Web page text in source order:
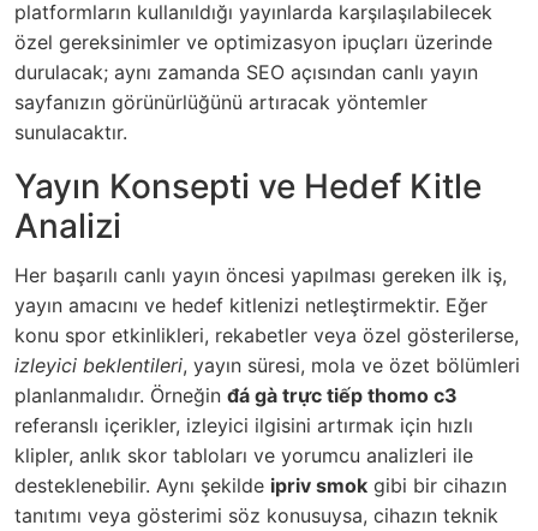
platformların kullanıldığı yayınlarda karşılaşılabilecek
özel gereksinimler ve optimizasyon ipuçları üzerinde
durulacak; aynı zamanda SEO açısından canlı yayın
sayfanızın görünürlüğünü artıracak yöntemler
sunulacaktır.
Yayın Konsepti ve Hedef Kitle
Analizi
Her başarılı canlı yayın öncesi yapılması gereken ilk iş,
yayın amacını ve hedef kitlenizi netleştirmektir. Eğer
konu spor etkinlikleri, rekabetler veya özel gösterilerse,
izleyici beklentileri, yayın süresi, mola ve özet bölümleri
planlanmalıdır. Örneğin đá gà trực tiếp thomo c3
referanslı içerikler, izleyici ilgisini artırmak için hızlı
klipler, anlık skor tabloları ve yorumcu analizleri ile
desteklenebilir. Aynı şekilde ipriv smok gibi bir cihazın
tanıtımı veya gösterimi söz konusuysa, cihazın teknik